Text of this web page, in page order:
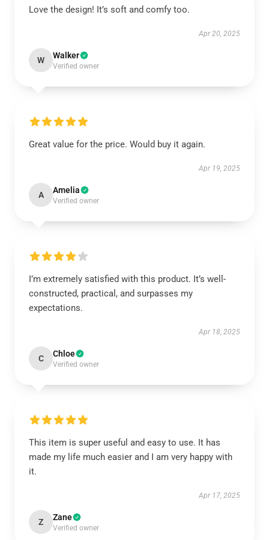
Love the design! It’s soft and comfy too.
Apr 20, 2025
W Walker
Verified owner
Great value for the price. Would buy it again.
Apr 19, 2025
A Amelia
Verified owner
I’m extremely satisfied with this product. It’s well-
constructed, practical, and surpasses my
expectations.
Apr 18, 2025
C Chloe
Verified owner
This item is super useful and easy to use. It has
made my life much easier and I am very happy with
it.
Apr 17, 2025
Z Zane
Verified owner